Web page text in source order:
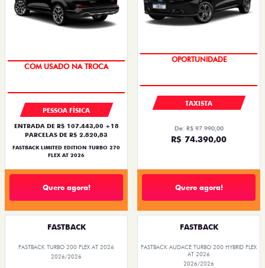
COM USADO NA TROCA
PESSOA FÍSICA
ENTRADA DE R$ 107.443,00 +18
PARCELAS DE R$ 2.820,83
FASTBACK LIMITED EDITION TURBO 270
FLEX AT 2026
Quero agora!
OPORTUNIDADE
TAXISTA
De: R$ 97.990,00
R$ 74.390,00
Quero agora!
FASTBACK
FASTBACK TURBO 200 FLEX AT 2026
2026/2026
FASTBACK
FASTBACK AUDACE TURBO 200 HYBRID FLEX
AT 2026
2026/2026